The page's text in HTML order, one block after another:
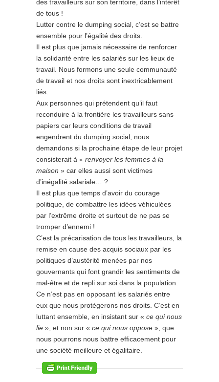
des travailleurs sur son territoire, dans l’intérêt
de tous !
Lutter contre le dumping social, c’est se battre
ensemble pour l’égalité des droits.
Il est plus que jamais nécessaire de renforcer
la solidarité entre les salariés sur les lieux de
travail. Nous formons une seule communauté
de travail et nos droits sont inextricablement
liés.
Aux personnes qui prétendent qu’il faut
reconduire à la frontière les travailleurs sans
papiers car leurs conditions de travail
engendrent du dumping social, nous
demandons si la prochaine étape de leur projet
consisterait à « renvoyer les femmes à la
maison » car elles aussi sont victimes
d’inégalité salariale… ?
Il est plus que temps d’avoir du courage
politique, de combattre les idées véhiculées
par l’extrême droite et surtout de ne pas se
tromper d’ennemi !
C’est la précarisation de tous les travailleurs, la
remise en cause des acquis sociaux par les
politiques d’austérité menées par nos
gouvernants qui font grandir les sentiments de
mal-être et de repli sur soi dans la population.
Ce n’est pas en opposant les salariés entre
eux que nous protégerons nos droits. C’est en
luttant ensemble, en insistant sur « ce qui nous
lie », et non sur « ce qui nous oppose », que
nous pourrons nous battre efficacement pour
une société meilleure et égalitaire.